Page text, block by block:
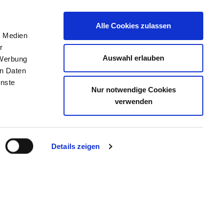
Medien
Daten
Details zeigen
Alle Cookies zulassen
Auswahl erlauben
Nur notwendige Cookies
verwenden
KONTAKT IHRE MEINUNG